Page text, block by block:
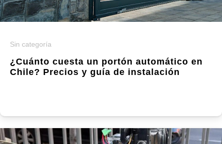
Sin categoría
¿Cuánto cuesta un portón automático en
Chile? Precios y guía de instalación